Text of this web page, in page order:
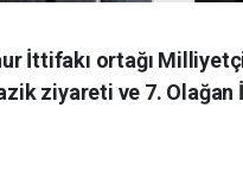
İttifakı ortağı
ziyareti ve 7.